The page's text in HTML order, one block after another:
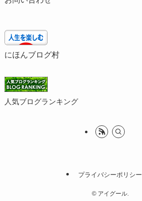
にほんブログ村
人気ブログランキング
プライバシーポリシー
©アイグール.